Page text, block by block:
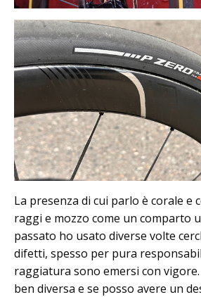
La presenza di cui parlo è corale e
raggi e mozzo come un comparto
passato ho usato diverse volte
difetti, spesso per pura
raggiatura sono emersi con vigore.
ben diversa e se posso avere un